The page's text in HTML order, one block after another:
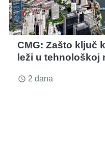
CMG: Zašto ključ
leži u tehnološkoj
access_time 2 dana